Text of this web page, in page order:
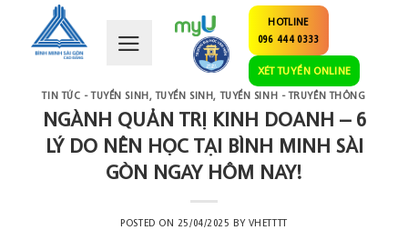
content
HOTLINE
096 444 0333
XÉT TUYỂN ONLINE
TIN TỨC - TUYỂN SINH,TUYỂN SINH,TUYỂN SINH - TRUYỀN THÔNG
NGÀNH QUẢN TRỊ KINH DOANH – 6
LÝ DO NÊN HỌC TẠI BÌNH MINH SÀI
GÒN NGAY HÔM NAY!
POSTED ON 25/04/2025 BY VHETTTT